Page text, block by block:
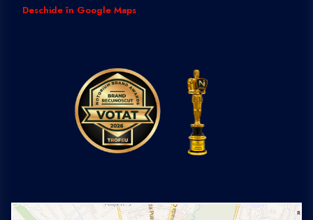
Deschide în Google Maps